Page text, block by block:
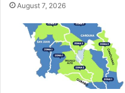
August 7, 2026